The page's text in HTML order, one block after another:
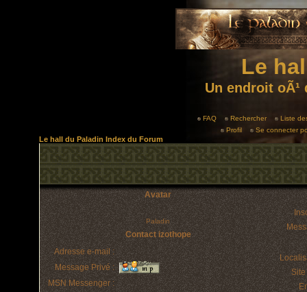
Le
Un endroit
FAQ Rechercher
Liste
Profil
Se connecter
Le hall du Paladin Index du Forum
Avatar
Paladin
Contact izothope
Adresse e-mail :
Message Privé :
MSN Messenger :